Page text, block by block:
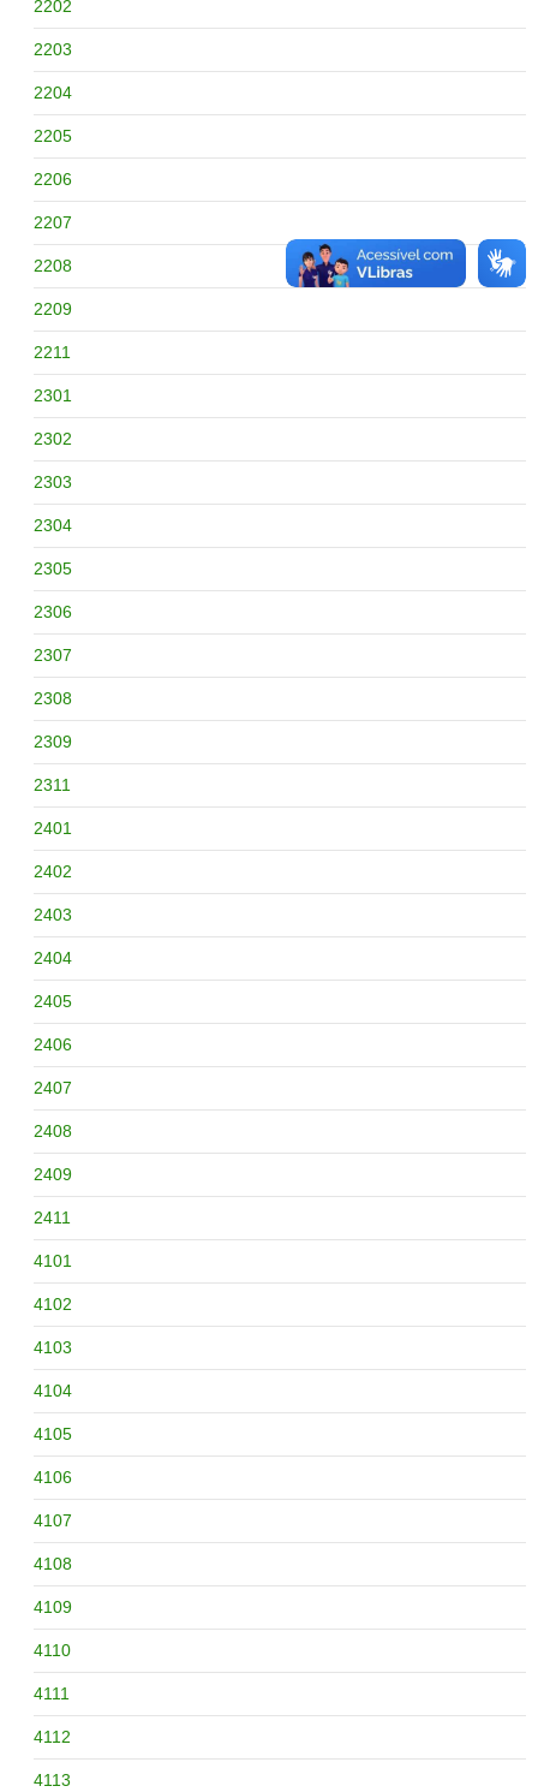
2202
2203
2204
2205
2206
2207
2208
2209
2211
2301
2302
2303
2304
2305
2306
2307
2308
2309
2311
2401
2402
2403
2404
2405
2406
2407
2408
2409
2411
4101
4102
4103
4104
4105
4106
4107
4108
4109
4110
4111
4112
4113